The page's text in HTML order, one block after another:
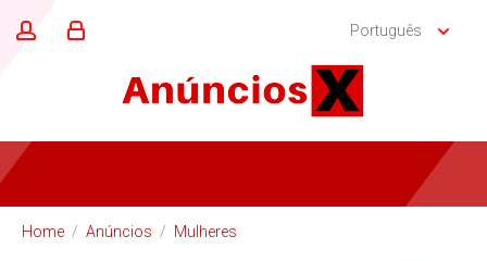
Português
Home / Anúncios / Mulheres